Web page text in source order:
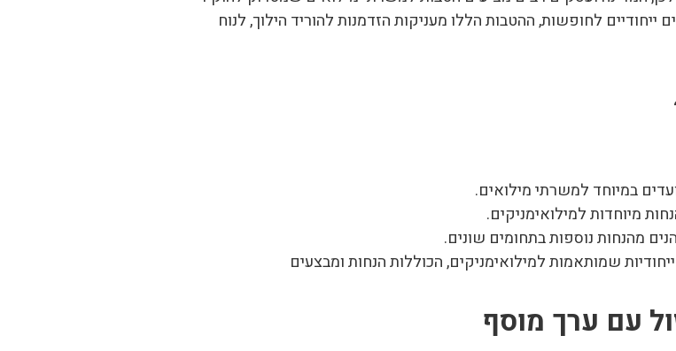
לחופשות, ההטבות הללו מעניקות הזדמנות להוריד הילוך, לנוח
במיוחד למשרתי מילואים.
מיוחדות למילואימניקים.
מהנחות נוספות בתחומים שונים.
שמותאמות למילואימניקים, הכוללות הנחות ומבצעים
עם ערך מוסף